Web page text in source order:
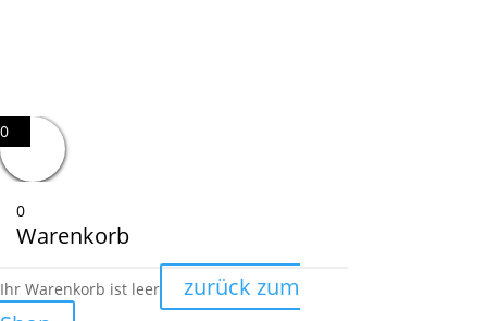
0
0
Warenkorb
Ihr Warenkorb ist leer
zurück zum